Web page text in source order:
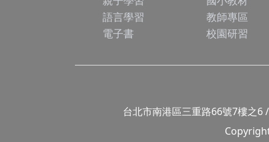
語言學習
電子書
教師專區
校園研習
台北市南港區三重路66號7樓之